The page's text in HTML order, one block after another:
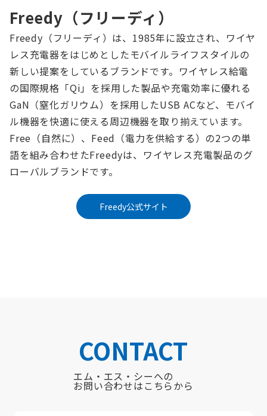
Freedy（フリーディ）
Freedy（フリーディ）は、1985年に設立され、ワイヤ
レス充電器をはじめとしたモバイルライフスタイルの
新しい提案をしているブランドです。ワイヤレス給電
の国際規格「Qi」を採用した製品や充電効率に優れる
GaN（窒化ガリウム）を採用したUSB ACなど、モバイ
ル機器を快適に使える周辺機器を取り揃えています。
Free（自然に）、Feed（電力を供給する）の2つの単
語を組み合わせたFreedyは、ワイヤレス充電製品のグ
ローバルブランドです。
Freedy公式サイト
CONTACT
エム・エス・シーへの
お問い合わせはこちらから